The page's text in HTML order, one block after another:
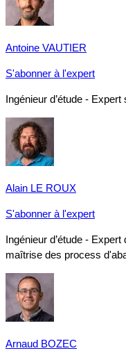
Antoine VAUTIER
S'abonner à l'expert
Ingénieur d’étude -
Alain LE ROUX
S'abonner à l'expert
Ingénieur d’étude -
maîtrise des process
Arnaud BOZEC